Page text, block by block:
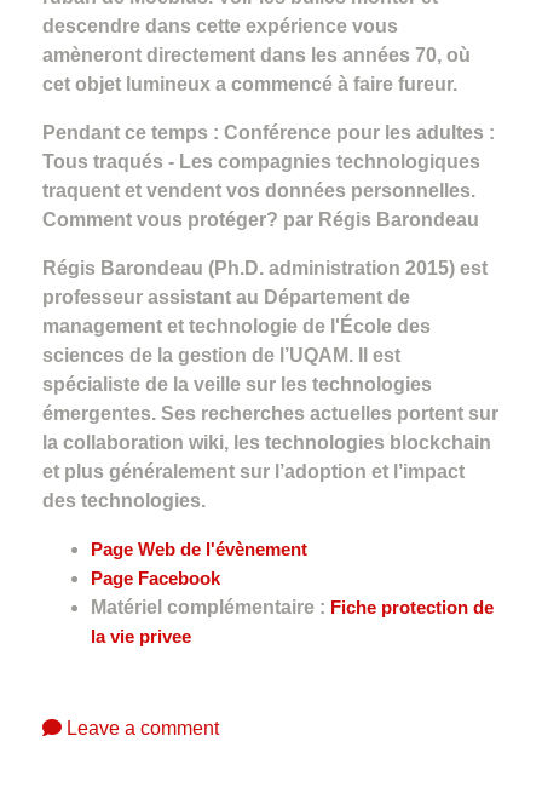
descendre dans cette expérience vous
amèneront directement dans les années 70, où
cet objet lumineux a commencé à faire fureur.
Pendant ce temps : Conférence pour les adultes :
Tous traqués - Les compagnies technologiques
traquent et vendent vos données personnelles.
Comment vous protéger? par Régis Barondeau
Régis Barondeau (Ph.D. administration 2015) est
professeur assistant au Département de
management et technologie de l'École des
sciences de la gestion de l’UQAM. Il est
spécialiste de la veille sur les technologies
émergentes. Ses recherches actuelles portent sur
la collaboration wiki, les technologies blockchain
et plus généralement sur l’adoption et l’impact
des technologies.
Page Web de l'évènement
Page Facebook
Matériel complémentaire : Fiche protection de
la vie privee
Leave a comment